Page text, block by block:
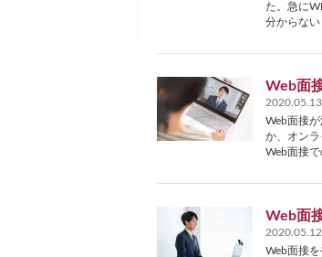
た。急に
分からな
Web面
2020.05.13
Web面接
か、オン
Web面接で
Web面
2020.05.12
Web面接